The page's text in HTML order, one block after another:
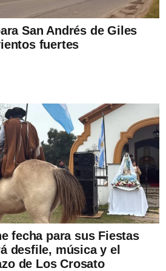
San Andrés de Giles
fuertes
fecha para sus Fiestas
desfile, música y el
de Los Crosato